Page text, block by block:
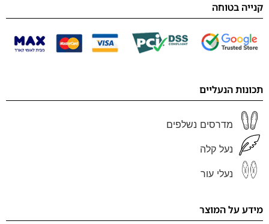
קנייה בטוחה
תכונות הנעליים
מדרסים נשלפים
נעל קלה
נעלי עור
מידע על המוצר